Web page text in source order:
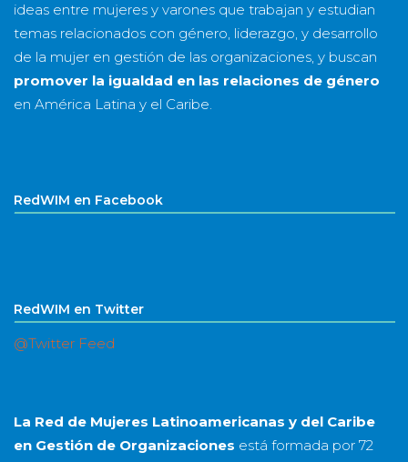
ideas entre mujeres y varones que trabajan y estudian
temas relacionados con género, liderazgo, y desarrollo
de la mujer en gestión de las organizaciones, y buscan
promover la igualdad en las relaciones de género
en América Latina y el Caribe.
RedWIM en Facebook
RedWIM en Twitter
@Twitter Feed
La Red de Mujeres Latinoamericanas y del Caribe
en Gestión de Organizaciones está formada por 72